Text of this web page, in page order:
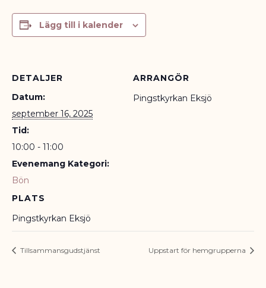
Lägg till i kalender
DETALJER
Datum:
september 16, 2025
Tid:
10:00 - 11:00
Evenemang Kategori:
Bön
PLATS
Pingstkyrkan Eksjö
ARRANGÖR
Pingstkyrkan Eksjö
Tillsammansgudstjänst Uppstart för hemgrupperna